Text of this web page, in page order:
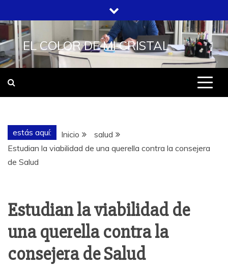
al
contenido
EL COLOR DE MI CRISTAL
estás aquí: Inicio
salud
Estudian la viabilidad de una querella contra la consejera
de Salud
Estudian la viabilidad de
una querella contra la
consejera de Salud